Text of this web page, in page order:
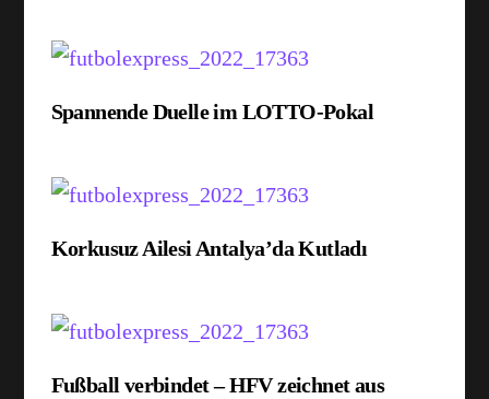
Spannende Duelle im LOTTO-Pokal
Korkusuz Ailesi Antalya’da Kutladı
Fußball verbindet – HFV zeichnet aus